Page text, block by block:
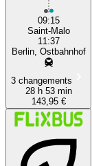
09:15
Saint-Malo
11:37
Berlin, Ostbahnhof
3 changements
28 h 53 min
143,95 €